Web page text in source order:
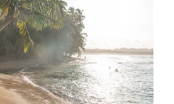
fêtes et jours fériés,
ou sites visités,
locales… peuvent nous
sur place.